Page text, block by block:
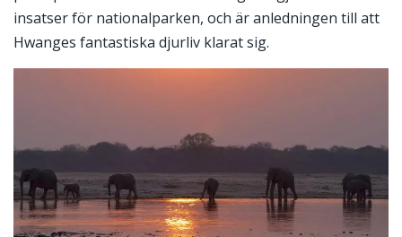
insatser för nationalparken, och är anledningen till att
Hwanges fantastiska djurliv klarat sig.